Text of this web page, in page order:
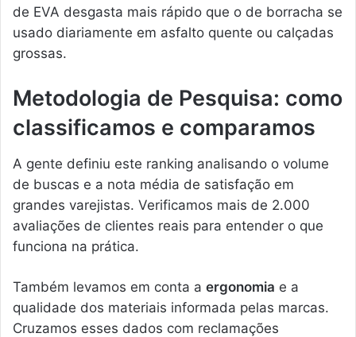
de EVA desgasta mais rápido que o de borracha se
usado diariamente em asfalto quente ou calçadas
grossas.
Metodologia de Pesquisa: como
classificamos e comparamos
A gente definiu este ranking analisando o volume
de buscas e a nota média de satisfação em
grandes varejistas. Verificamos mais de 2.000
avaliações de clientes reais para entender o que
funciona na prática.
Também levamos em conta a ergonomia e a
qualidade dos materiais informada pelas marcas.
Cruzamos esses dados com reclamações